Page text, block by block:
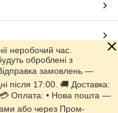
Prom.ua
неробочий час.
оброблені з
замовлень —
після 17:00. 🚚 Доставка:
Оплата: • Нова пошта —
або через Пром-